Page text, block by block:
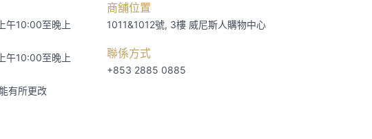
午10:00至晚上
午10:00至晚上
有所更改
商舖位置
1011&1012號, 3樓 威尼斯人購物中心
聯係方式
+853 2885 0885